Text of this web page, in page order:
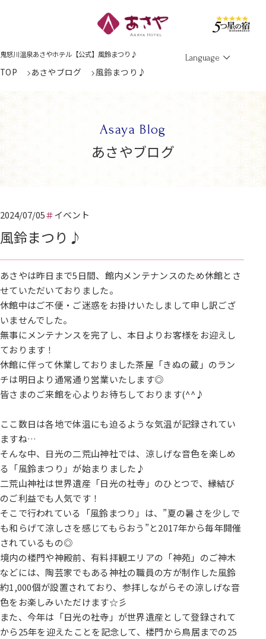
鬼怒川温泉あさやホテル【公式】風鈴まつり♪ Language
TOP あさやブログ 風鈴まつり♪
Asaya Blog
あさやブログ
2024/07/05 イベント
風鈴まつり♪
あさやは昨日まで5日間、館内メンテナンスのため休館とさ
せていただいておりました。
休館中はご不便・ご迷惑をお掛けいたしまして申し訳ござ
いませんでした。
無事にメンテナンスを完了し、本日よりお客様をお迎えし
ております！
休館に伴って休業しておりました茶屋「きぬの蔵」のラン
チは明日より通常通り営業いたします◎
皆さまのご来館を心よりお待ちしております(^^♪
ここ数日は各地で体温にも迫るような気温が記録されてい
ますね…
そんな中、日光の二荒山神社では、涼しげな音色を楽しめ
る「風鈴まつり」が始まりました♪
二荒山神社は世界遺産「日光の社寺」のひとつで、縁結び
のご利益でも人気です！
そこで行われている「風鈴まつり」は、”夏の暑さを少しで
も和らげて涼しさを感じてもらおう”と2017年から毎年開催
されているもの◎
境内の楼門や神殿前、有料拝観エリアの「神苑」のご神木
などには、陶芸家でもある神社の職員の方が制作した風鈴
約1,000個が設置されており、参拝しながらその涼しげな音
色をお楽しみいただけます☆彡
また、今年は「日光の社寺」が世界遺産として登録されて
から25年を迎えたことを記念して、楼門から鳥居までの25